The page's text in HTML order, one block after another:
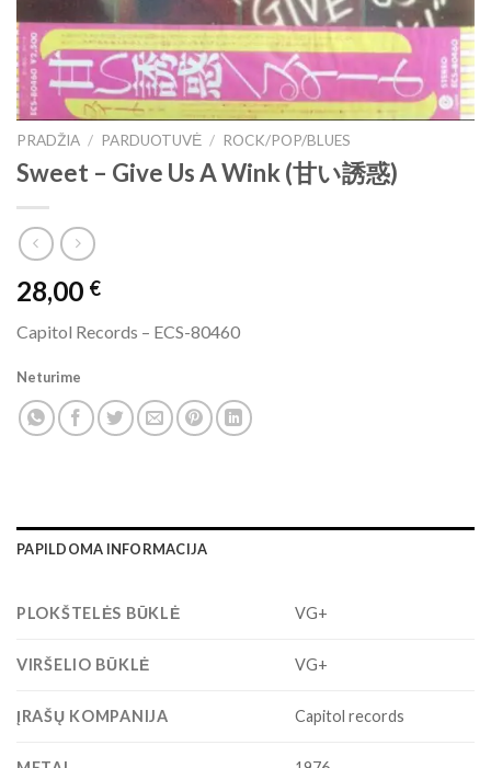
PRADŽIA / PARDUOTUVĖ / ROCK/POP/BLUES
Sweet ‎– Give Us A Wink (甘い誘惑)
28,00 €
Capitol Records ‎– ECS-80460
Neturime
PAPILDOMA INFORMACIJA
PLOKŠTELĖS BŪKLĖ VG+
VIRŠELIO BŪKLĖ VG+
ĮRAŠŲ KOMPANIJA Capitol records